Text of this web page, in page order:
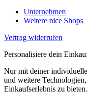
Unternehmen
Weitere nice Shops
Vertrag widerrufen
Personalisiere dein
Nur mit deiner
und weitere
Einkaufserlebnis zu bieten.